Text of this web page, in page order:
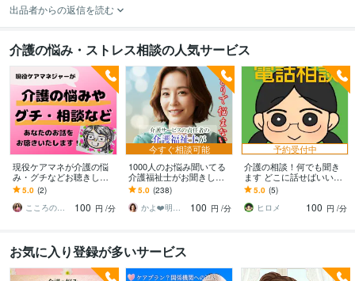
出品者からの返信を読む
介護の悩み・ストレス相談の人気サービス
現役ケアマネが介護の悩
み・グチなどお聴きしま
す 介護で疲れたあなたの
気持ちを１分から話して
楽になりませんか？
5.0 (2)
こころの結び処 幸子
100 円 /分
今すぐ相談可能
1000人のお悩み聞いてる
介護福祉士がお聞きしま
す 介護/誰に相談したらい
いの？その疑問や不安、
私が解消します
5.0 (238)
かよ❤️明日が少し楽しみになる場所
100 円 /分
予約受付中
介護の相談！何でも聞き
ます どこに話せばいい？
とりあえず聞いて欲し
い！お気軽にどうぞ！
5.0 (5)
ヒロメ
100 円 /分
お気に入り登録が多いサービス